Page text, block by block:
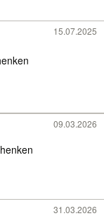
15.07.2025
09.03.2026
31.03.2026